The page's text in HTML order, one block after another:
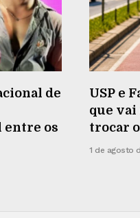
de
entre os
USP e
que vai
trocar
1 de agosto